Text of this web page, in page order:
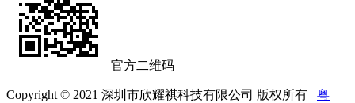
官方二维码
Copyright © 2021 深圳市欣耀祺科技有限公司 版权所有 粤